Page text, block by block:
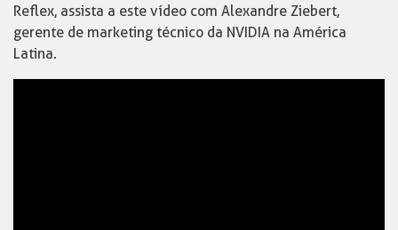
Reflex, assista a este vídeo com Alexandre Ziebert,
gerente de marketing técnico da NVIDIA na América
Latina.